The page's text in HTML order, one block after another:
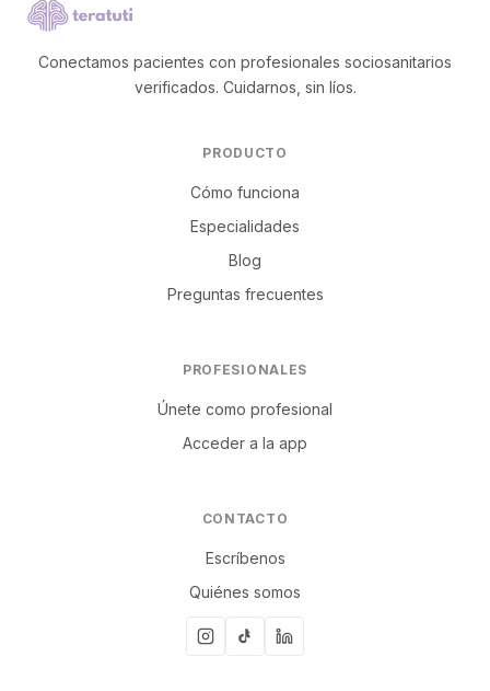
Conectamos pacientes con profesionales sociosanitarios
verificados. Cuidarnos, sin líos.
PRODUCTO
Cómo funciona
Especialidades
Blog
Preguntas frecuentes
PROFESIONALES
Únete como profesional
Acceder a la app
CONTACTO
Escríbenos
Quiénes somos